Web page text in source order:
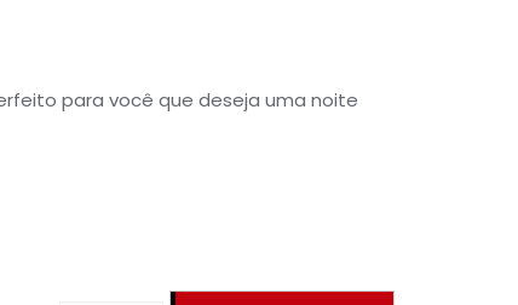
para você que deseja uma noite